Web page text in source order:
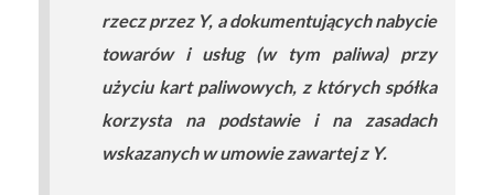
rzecz przez Y, a dokumentujących nabycie
towarów i usług (w tym paliwa) przy
użyciu kart paliwowych, z których spółka
korzysta na podstawie i na zasadach
wskazanych w umowie zawartej z Y.